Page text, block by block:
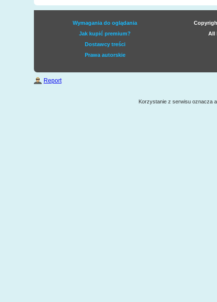
Wymagania do oglądania
Jak kupić premium?
Dostawcy treści
Prawa autorskie
All
Report
Korzystanie z serwisu oznacza